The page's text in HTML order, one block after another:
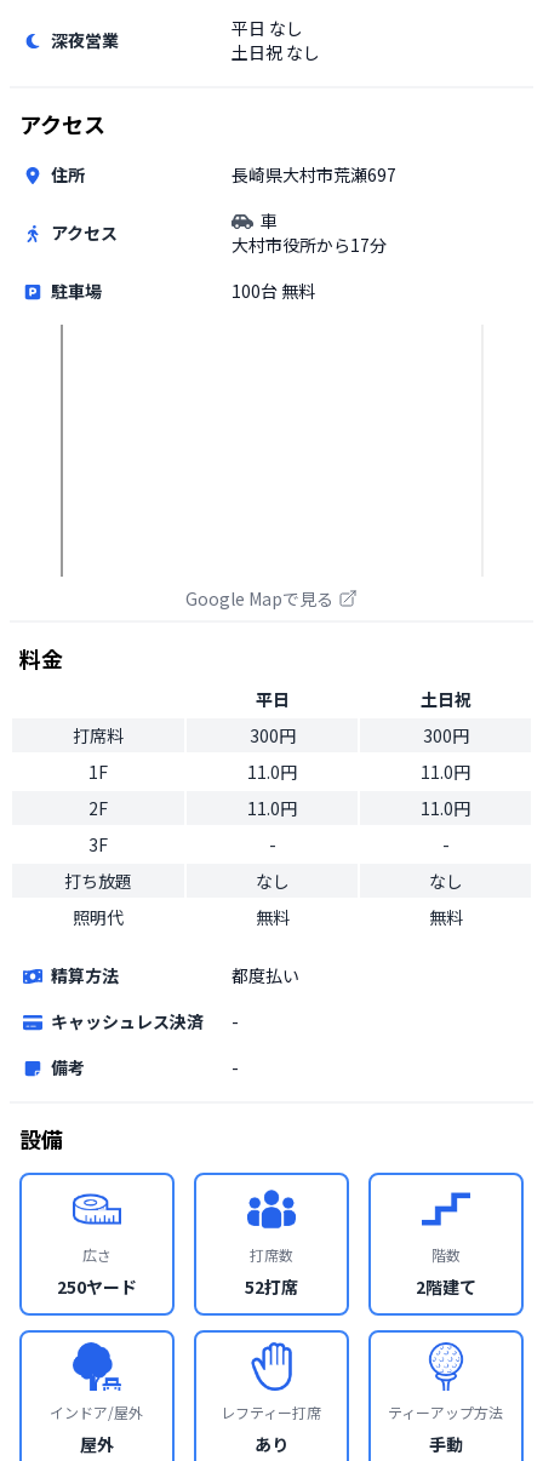
深夜営業 平日 なし
土日祝 なし
アクセス
住所 長崎県大村市荒瀬697
アクセス
車
大村市役所から17分
駐車場
100台 無料
Google Mapで見る
料金
平日
土日祝
打席料
300円
300円
1F
11.0円
11.0円
2F
11.0円
11.0円
3F
-
-
打ち放題
なし
なし
照明代
無料 無料
精算方法
都度払い
キャッシュレス決済
-
備考
-
設備
広さ
250ヤード
打席数
52打席
階数
2階建て
インドア/屋外
屋外
レフティー打席
あり
ティーアップ方法
手動